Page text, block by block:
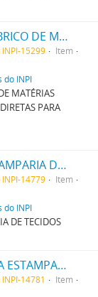
UM NOVO PROCESSO O FABRICO DE MATERIAS CORANTES VERMELHAS E ROSEAS DIRECTAS PARA ALGODÃO
15299
Item
do INPI
MATÉRIAS
PARA
UMA TINTA AZUL PARA ESTAMPARIA DE TECIDOS
14779
Item
do INPI
DE TECIDOS
UMA TINTA AMARELLA PARA ESTAMPARIA
14781
Item